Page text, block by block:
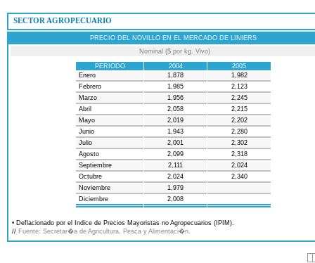
 SECTOR AGROPECUARIO
PRECIO DEL NOVILLO EN EL MERCADO DE LINIERS
Nominal ($ por kg. Vivo)
PERIODO 2004
2005
Enero
1,878
1,982
Febrero
1,985
2,123
Marzo
1,956
2,245
Abril
2,058
2,215
Mayo
2,019
2,202
Junio
1,943
2,280
Julio
2,001
2,302
Agosto
2,099
2,318
Septiembre
2,111
2,024
Octubre
2,024
2,340
Noviembre
1,979
Diciembre
2,008
• Deflacionado por el Indice de Precios Mayoristas no Agropecuarios (IPIM).
// Fuente: Secretar�a de Agricultura, Pesca y Alimentaci�n.